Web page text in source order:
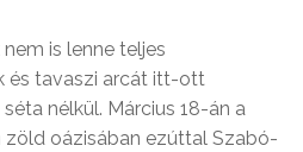
is lenne teljes
és tavaszi arcát itt-ott
nélkül. Március 18-án a
oázisában ezúttal Szabó-